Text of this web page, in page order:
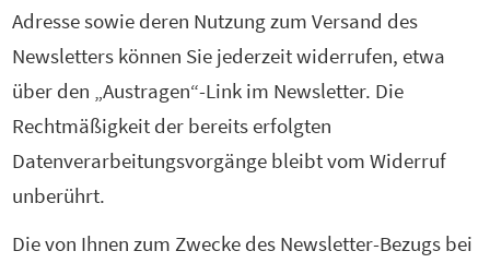
Adresse sowie deren Nutzung zum Versand des
Newsletters können Sie jederzeit widerrufen, etwa
über den „Austragen“-Link im Newsletter. Die
Rechtmäßigkeit der bereits erfolgten
Datenverarbeitungsvorgänge bleibt vom Widerruf
unberührt.
Die von Ihnen zum Zwecke des Newsletter-Bezugs bei